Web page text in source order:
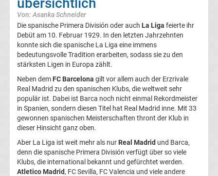
Liga
DFB-
Pokal
Champions
League
Europa
League
Von: Asanka Schneider
Die spanische Primera División oder auch La Liga feierte ihr
Debüt am 10. Februar 1929. In den letzten Jahrzehnten
konnte sich die spanische La Liga eine immens
bedeutungsvolle Tradition erarbeiten, sodass sie zu den
stärksten Ligen in Europa zählt.
Neben dem FC Barcelona gilt vor allem auch der Erzrivale
Real Madrid zu den spanischen Klubs, die weltweit sehr
populär ist. Dabei ist Barca noch nicht einmal Rekordmeister
in Spanien, sondern diesen Titel hat Real Madrid inne. Mit 33
gewonnen spanischen Meisterschaften thront der Klub in
dieser Hinsicht ganz oben.
Aber La Liga ist weit mehr als nur Real Madrid und Barca,
denn die spanische Primera División verfügt über so viele
Klubs, die international bekannt und gefürchtet werden.
Atletico Madrid, FC Sevilla, FC Valencia und viele andere